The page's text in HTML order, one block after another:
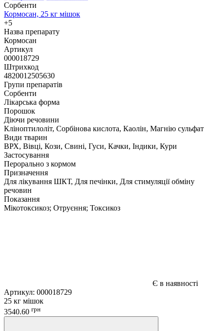
Сорбенти
Кормосан, 25 кг мішок
+5
Назва препарату
Кормосан
Артикул
000018729
Штрихкод
4820012505630
Групи препаратів
Сорбенти
Лікарська форма
Порошок
Діючи речовини
Кліноптилоліт, Сорбінова кислота, Каолін, Магнію сульфат
Види тварин
ВРХ, Вівці, Кози, Свині, Гуси, Качки, Індики, Кури
Застосування
Перорально з кормом
Призначення
Для лікування ШКТ, Для печінки, Для стимуляції обміну
речовин
Показання
Мікотоксикоз; Отруєння; Токсикоз
Є в наявності
Артикул: 000018729
25 кг мішок
3540.60 грн